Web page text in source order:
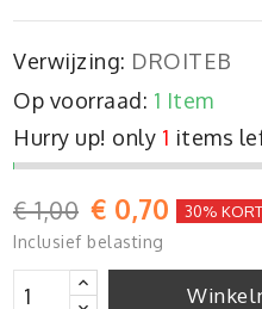
Verwijzing: DROITEB
Op voorraad: 1 Item
Hurry up! only 1 items
€ 1,00 € 0,70 30%
Inclusief belasting